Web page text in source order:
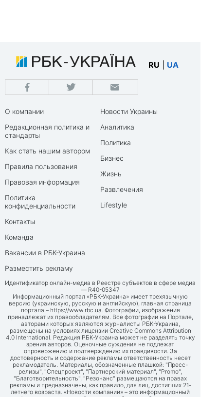
RU UA
О компании
Редакционная политика и
стандарты
Как стать нашим автором
Правила пользования
Правовая информация
Политика
конфиденциальности
Контакты
Команда
Вакансии в РБК-Украина
Разместить рекламу
Новости Украины
Аналитика
Политика
Бизнес
Жизнь
Развлечения
Lifestyle
Идентификатор онлайн-медиа в Реестре субъектов в сфере медиа
— R40-05347
Информационный портал «РБК-Украина» имеет трехязычную
версию (украинскую, русскую и английскую), главная страница
портала – https://www.rbc.ua. Фотографии, изображения
принадлежат их правообладателям. Все фотографии на Портале,
авторами которых являются журналисты РБК-Украина,
размещены на условиях лицензии Creative Commons Attribution
4.0 International. Редакция РБК-Украина может не разделять точку
зрения авторов. Оценочные суждения не подлежат
опровержению и подтверждению их правдивости. За
достоверность и содержание рекламы ответственность несет
рекламодатель. Материалы, обозначенные плашкой: "Пресс-
релизы", "Спецпроект", "Партнерский материал", "Promo",
"Благотворительность", "Резонанс" размещаются на правах
рекламы и предназначены, как правило, для лиц, достигших 21-
летнего возраста. «Новости компании» – это информационный